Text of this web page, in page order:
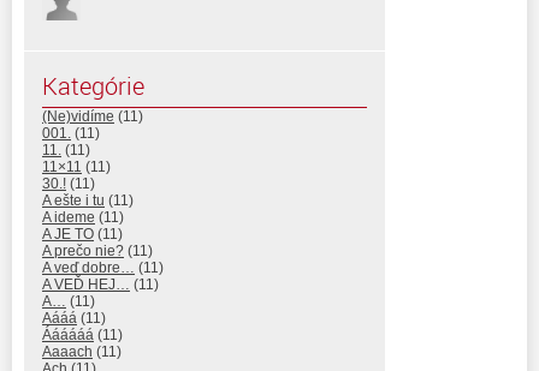
Kategórie
(Ne)vidíme (11)
001. (11)
11. (11)
11×11 (11)
30.! (11)
A ešte i tu (11)
A ideme (11)
A JE TO (11)
A prečo nie? (11)
A veď dobre… (11)
A VEĎ HEJ… (11)
A… (11)
Aááá (11)
Áááááá (11)
Aaaach (11)